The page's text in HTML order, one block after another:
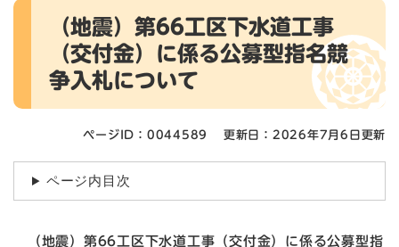
本
（地震）第66工区下水道工事
（交付金）に係る公募型指名競
争入札について
ページID：0044589 更新日：2026年7月6日更新
ページ内目次
（地震）第66工区下水道工事（交付金）に係る公募型指